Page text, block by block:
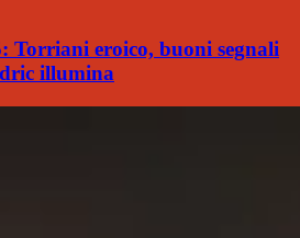
Torriani eroico, buoni segnali
illumina